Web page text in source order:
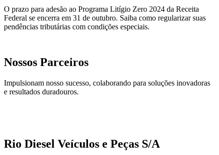
O prazo para adesão ao Programa Litígio Zero 2024 da Receita
Federal se encerra em 31 de outubro. Saiba como regularizar suas
pendências tributárias com condições especiais.
Nossos Parceiros
Impulsionam nosso sucesso, colaborando para soluções inovadoras
e resultados duradouros.
Rio Diesel Veículos e Peças S/A